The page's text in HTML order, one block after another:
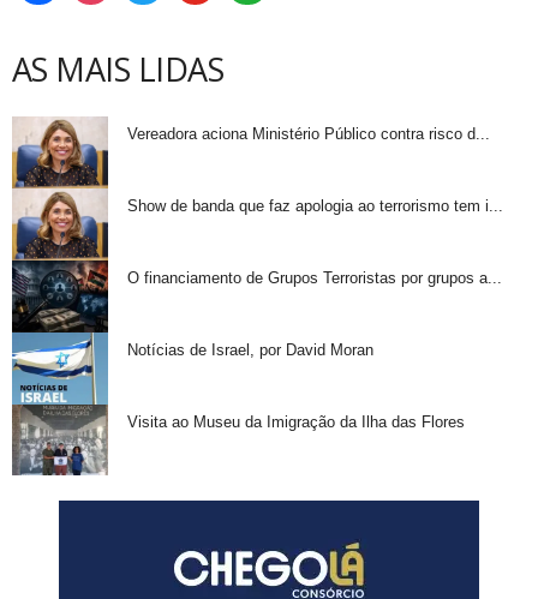
AS MAIS LIDAS
Vereadora aciona Ministério Público contra risco d...
Show de banda que faz apologia ao terrorismo tem i...
O financiamento de Grupos Terroristas por grupos a...
Notícias de Israel, por David Moran
Visita ao Museu da Imigração da Ilha das Flores